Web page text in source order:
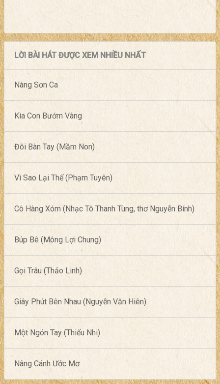
LỜI BÀI HÁT ĐƯỢC XEM NHIỀU NHẤT
Nàng Sơn Ca
Kìa Con Bướm Vàng
Đôi Bàn Tay (Mầm Non)
Vì Sao Lại Thế (Phạm Tuyên)
Cô Hàng Xóm (Nhạc Tô Thanh Tùng, thơ Nguyễn Bính)
Búp Bê (Mông Lợi Chung)
Gọi Trâu (Thảo Linh)
Giây Phút Bên Nhau (Nguyễn Văn Hiên)
Một Ngón Tay (Thiếu Nhi)
Nâng Cánh Ước Mơ